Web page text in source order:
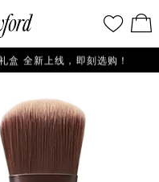
佛
探
你
的
的
愿
望
清
单
看
／
修
购
盒 全新上线，即刻选购！